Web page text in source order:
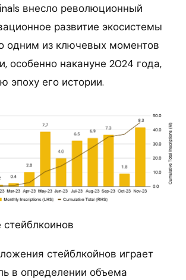
внесло революционный
развитие экосистемы
одним из ключевых моментов
особенно накануне 2024 года,
эпоху его истории.
стейблкойнов играет
в определении объема